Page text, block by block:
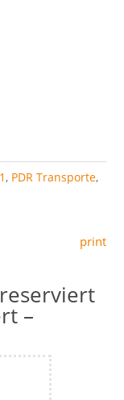
, PDR Transporte,
print
reserviert
–